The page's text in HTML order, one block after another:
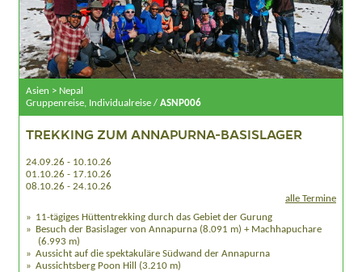
Asien > Nepal
Gruppenreise, Individualreise / ASNP006
TREKKING ZUM ANNAPURNA-BASISLAGER
24.09.26 - 10.10.26
01.10.26 - 17.10.26
08.10.26 - 24.10.26
alle Termine
11-tägiges Hüttentrekking durch das Gebiet der Gurung
Besuch der Basislager von Annapurna (8.091 m) + Machhapuchare
(6.993 m)
Aussicht auf die spektakuläre Südwand der Annapurna
Aussichtsberg Poon Hill (3.210 m)